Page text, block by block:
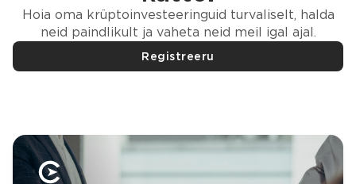
Hoia oma krüptoinvesteeringuid turvaliselt, halda
neid paindlikult ja vaheta neid meil igal ajal.
Registreeru